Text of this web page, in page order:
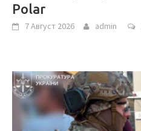
Polar
7 Август 2026 admin